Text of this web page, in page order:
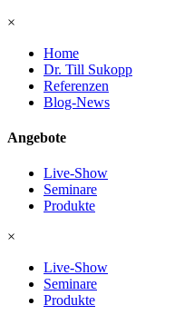
×
Home
Dr. Till Sukopp
Referenzen
Blog-News
Angebote
Live-Show
Seminare
Produkte
×
Live-Show
Seminare
Produkte